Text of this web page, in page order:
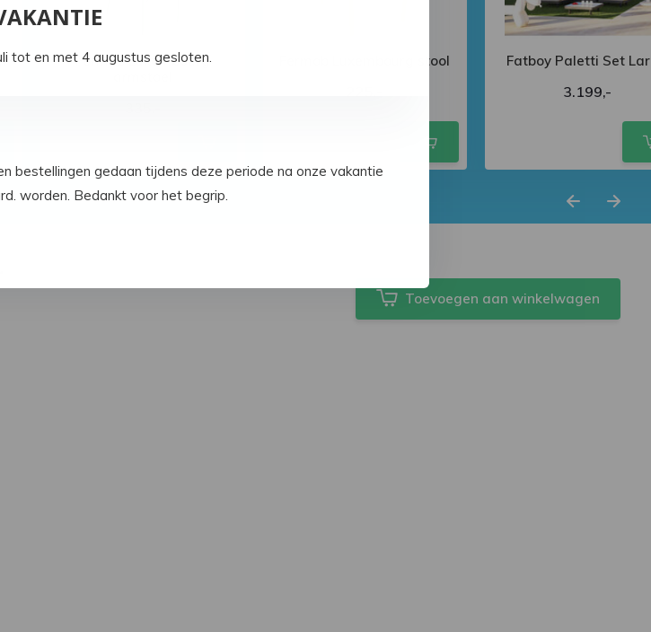
Fermob Luxembourg
Fermob Luxembourg stool Fatboy Paletti Set
3.199,-
Toevoegen aan winkelwagen
tot en met 4 augustus gesloten.
bestellingen gedaan tijdens deze periode na onze vakantie
worden. Bedankt voor het begrip.